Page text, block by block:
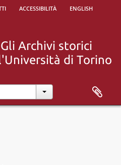
accessibilità
english
degli Studi di Torino, 1693 - 2010
degli Studi di Torino (1693-1946), 1693 - ?
di governo, 1814 - 1973
nella Prima Guerra mondiale, 1909-1920
del personale
di Giurisprudenza, 1729 -1971
di Medicina (1693-1844), 1693 - 1859